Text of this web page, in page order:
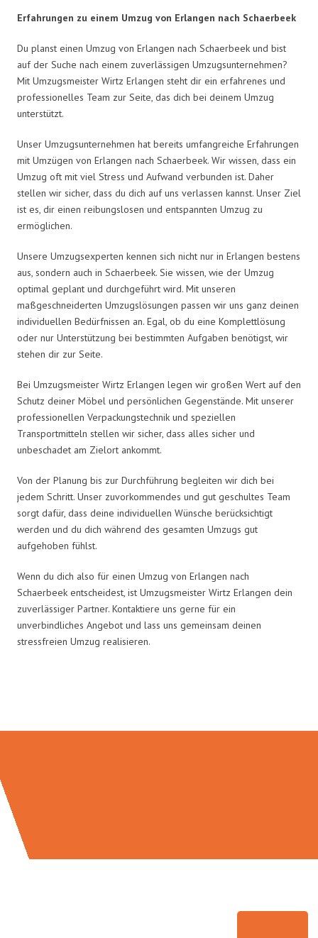
Erfahrungen zu einem Umzug von Erlangen nach Schaerbeek
Du planst einen Umzug von Erlangen nach Schaerbeek und bist
auf der Suche nach einem zuverlässigen Umzugsunternehmen?
Mit Umzugsmeister Wirtz Erlangen steht dir ein erfahrenes und
professionelles Team zur Seite, das dich bei deinem Umzug
unterstützt.
Unser Umzugsunternehmen hat bereits umfangreiche Erfahrungen
mit Umzügen von Erlangen nach Schaerbeek. Wir wissen, dass ein
Umzug oft mit viel Stress und Aufwand verbunden ist. Daher
stellen wir sicher, dass du dich auf uns verlassen kannst. Unser Ziel
ist es, dir einen reibungslosen und entspannten Umzug zu
ermöglichen.
Unsere Umzugsexperten kennen sich nicht nur in Erlangen bestens
aus, sondern auch in Schaerbeek. Sie wissen, wie der Umzug
optimal geplant und durchgeführt wird. Mit unseren
maßgeschneiderten Umzugslösungen passen wir uns ganz deinen
individuellen Bedürfnissen an. Egal, ob du eine Komplettlösung
oder nur Unterstützung bei bestimmten Aufgaben benötigst, wir
stehen dir zur Seite.
Bei Umzugsmeister Wirtz Erlangen legen wir großen Wert auf den
Schutz deiner Möbel und persönlichen Gegenstände. Mit unserer
professionellen Verpackungstechnik und speziellen
Transportmitteln stellen wir sicher, dass alles sicher und
unbeschadet am Zielort ankommt.
Von der Planung bis zur Durchführung begleiten wir dich bei
jedem Schritt. Unser zuvorkommendes und gut geschultes Team
sorgt dafür, dass deine individuellen Wünsche berücksichtigt
werden und du dich während des gesamten Umzugs gut
aufgehoben fühlst.
Wenn du dich also für einen Umzug von Erlangen nach
Schaerbeek entscheidest, ist Umzugsmeister Wirtz Erlangen dein
zuverlässiger Partner. Kontaktiere uns gerne für ein
unverbindliches Angebot und lass uns gemeinsam deinen
stressfreien Umzug realisieren.